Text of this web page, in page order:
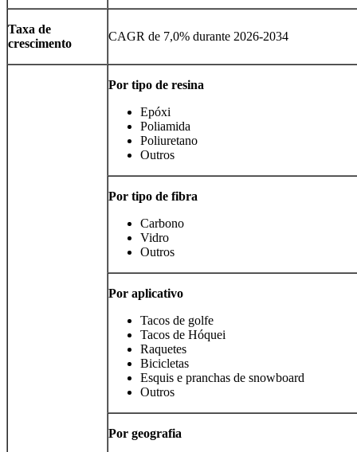
Taxa de
crescimento
CAGR de 7,0% durante 2026-2034
Por tipo de resina
Epóxi
Poliamida
Poliuretano
Outros
Por tipo de fibra
Carbono
Vidro
Outros
Por aplicativo
Tacos de golfe
Tacos de Hóquei
Raquetes
Bicicletas
Esquis e pranchas de snowboard
Outros
Por geografia